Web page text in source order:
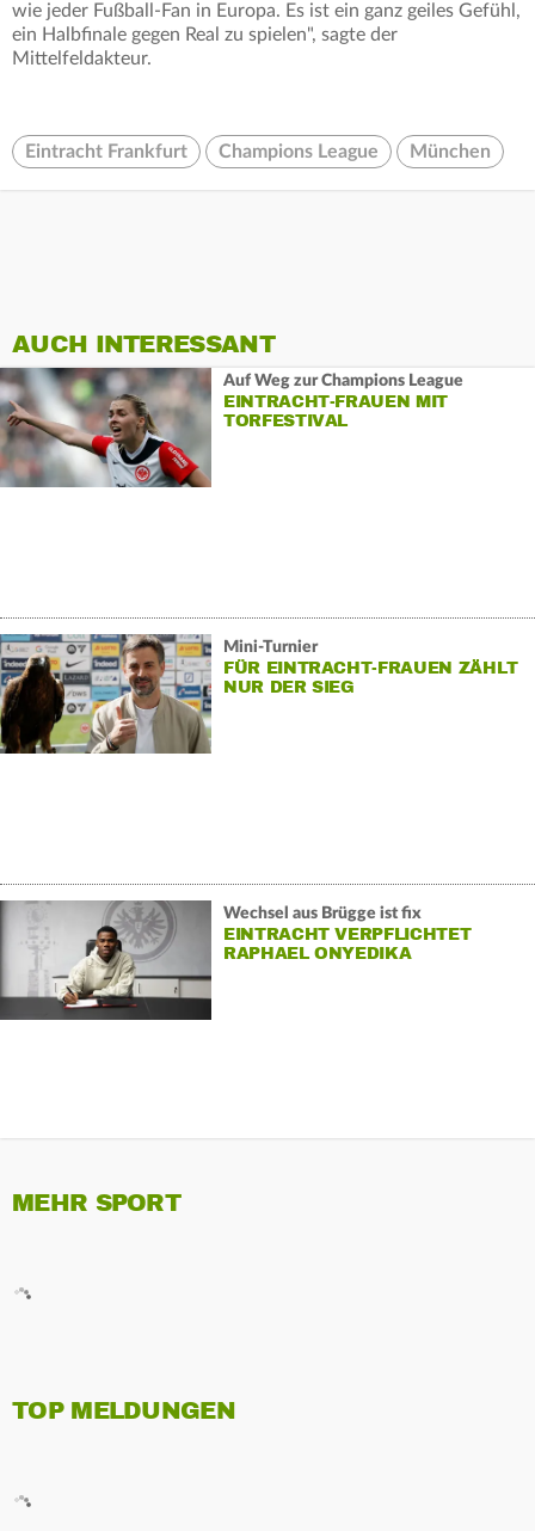
wie jeder Fußball-Fan in Europa. Es ist ein ganz geiles Gefühl,
ein Halbfinale gegen Real zu spielen", sagte der
Mittelfeldakteur.
Eintracht Frankfurt Champions League München
AUCH INTERESSANT
Auf Weg zur Champions League
EINTRACHT-FRAUEN MIT
TORFESTIVAL
Mini-Turnier
FÜR EINTRACHT-FRAUEN ZÄHLT
NUR DER SIEG
Wechsel aus Brügge ist fix
EINTRACHT VERPFLICHTET
RAPHAEL ONYEDIKA
MEHR SPORT
TOP MELDUNGEN